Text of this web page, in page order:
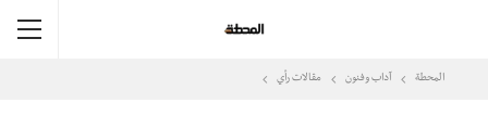
المحطة آداب وفنون مقالات رأي